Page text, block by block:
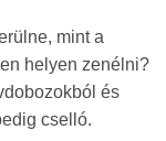
mint a
helyen zenélni?
és
cselló.